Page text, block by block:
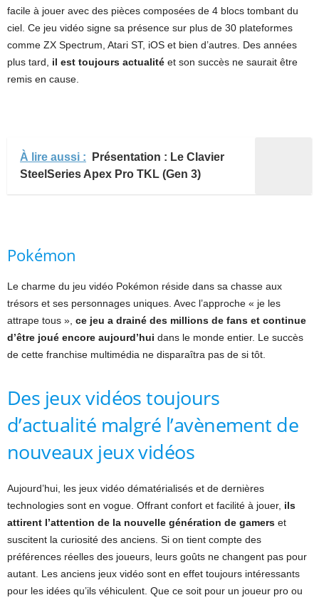
facile à jouer avec des pièces composées de 4 blocs tombant du
ciel. Ce jeu vidéo signe sa présence sur plus de 30 plateformes
comme ZX Spectrum, Atari ST, iOS et bien d’autres. Des années
plus tard, il est toujours actualité et son succès ne saurait être
remis en cause.
À lire aussi :
Présentation : Le Clavier
SteelSeries Apex Pro TKL (Gen 3)
Pokémon
Le charme du jeu vidéo Pokémon réside dans sa chasse aux
trésors et ses personnages uniques. Avec l’approche « je les
attrape tous », ce jeu a drainé des millions de fans et continue
d’être joué encore aujourd’hui dans le monde entier. Le succès
de cette franchise multimédia ne disparaîtra pas de si tôt.
Des jeux vidéos toujours
d’actualité malgré l’avènement de
nouveaux jeux vidéos
Aujourd’hui, les jeux vidéo dématérialisés et de dernières
technologies sont en vogue. Offrant confort et facilité à jouer, ils
attirent l’attention de la nouvelle génération de gamers et
suscitent la curiosité des anciens. Si on tient compte des
préférences réelles des joueurs, leurs goûts ne changent pas pour
autant. Les anciens jeux vidéo sont en effet toujours intéressants
pour les idées qu’ils véhiculent. Que ce soit pour un joueur pro ou